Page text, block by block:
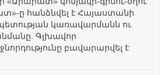
ը հանձնվել է Հայաստանի
կառավարմանն ու
Գլխավոր
բավարարվել է